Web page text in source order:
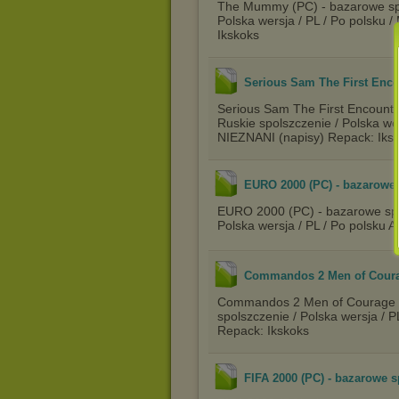
The Mummy (PC) - bazarowe
Polska wersja / PL / Po polsku
Ikskoks
Serious Sam The First
Serious Sam The First
Ruskie spolszczenie / Polska
NIEZNANI (napisy) Repack:
EURO 2000 (PC) -
EURO 2000 (PC) - bazarowe
Polska wersja / PL / Po polsku
Commandos 2 Men of
Commandos 2 Men of
spolszczenie / Polska wersja /
Repack: Ikskoks
FIFA 2000 (PC) - bazarowe